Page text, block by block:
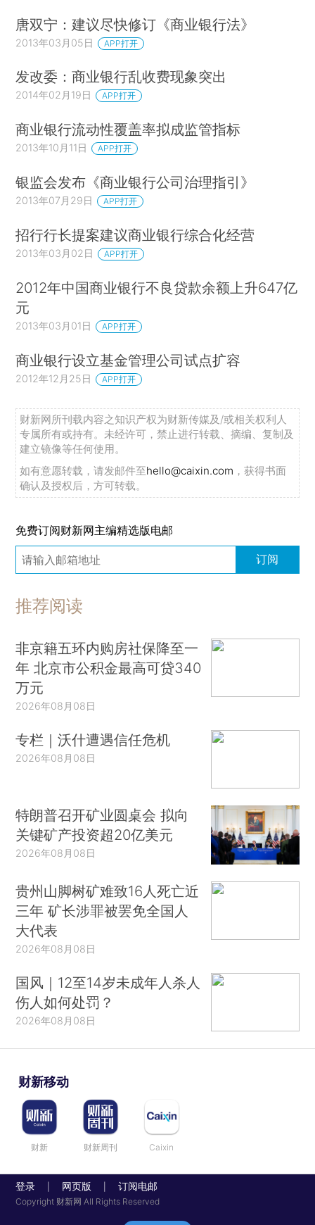
唐双宁：建议尽快修订《商业银行法》
2013年03月05日 APP打开
发改委：商业银行乱收费现象突出
2014年02月19日 APP打开
商业银行流动性覆盖率拟成监管指标
2013年10月11日 APP打开
银监会发布《商业银行公司治理指引》
2013年07月29日 APP打开
招行行长提案建议商业银行综合化经营
2013年03月02日 APP打开
2012年中国商业银行不良贷款余额上升647亿
元
2013年03月01日 APP打开
商业银行设立基金管理公司试点扩容
2012年12月25日 APP打开
财新网所刊载内容之知识产权为财新传媒及/或相关权利人
专属所有或持有。未经许可，禁止进行转载、摘编、复制及
建立镜像等任何使用。
如有意愿转载，请发邮件至hello@caixin.com ，获得书面
确认及授权后，方可转载。
免费订阅财新网主编精选版电邮
订阅
推荐阅读
非京籍五环内购房社保降至一
年 北京市公积金最高可贷340
万元
2026年08月08日
专栏｜沃什遭遇信任危机
2026年08月08日
特朗普召开矿业圆桌会 拟向
关键矿产投资超20亿美元
2026年08月08日
贵州山脚树矿难致16人死亡近
三年 矿长涉罪被罢免全国人
大代表
2026年08月08日
国风｜12至14岁未成年人杀人
伤人如何处罚？
2026年08月08日
财新移动
财新 财新周刊 Caixin
登录 网页版 订阅电邮
Copyright 财新网 All Rights Reserved